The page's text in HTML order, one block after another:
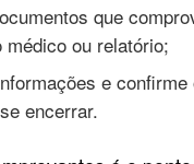
que
médico ou relatório;
e confirme
encerrar.